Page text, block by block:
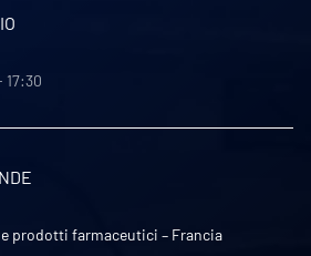
17:30
prodotti farmaceutici – Francia